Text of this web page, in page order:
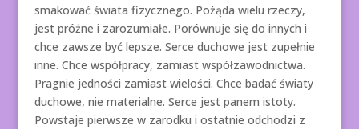
smakować świata fizycznego. Pożąda wielu rzeczy,
jest próżne i zarozumiałe. Porównuje się do innych i
chce zawsze być lepsze. Serce duchowe jest zupełnie
inne. Chce współpracy, zamiast współzawodnictwa.
Pragnie jedności zamiast wielości. Chce badać światy
duchowe, nie materialne. Serce jest panem istoty.
Powstaje pierwsze w zarodku i ostatnie odchodzi z